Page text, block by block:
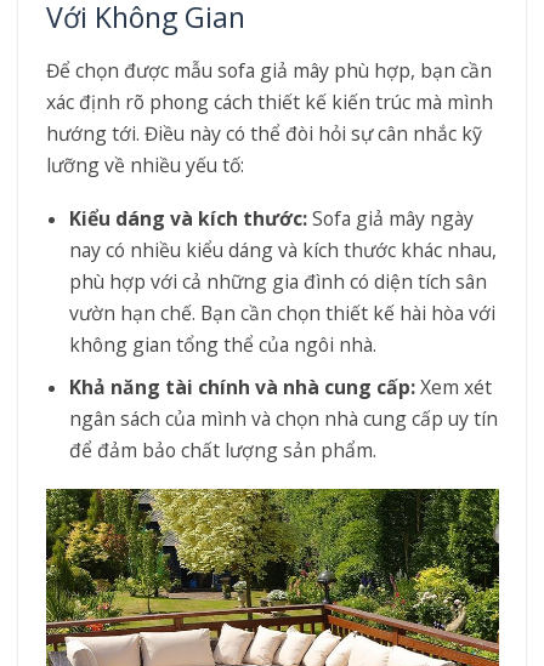
Với Không Gian
Để chọn được mẫu sofa giả mây phù hợp, bạn cần
xác định rõ phong cách thiết kế kiến trúc mà mình
hướng tới. Điều này có thể đòi hỏi sự cân nhắc kỹ
lưỡng về nhiều yếu tố:
Kiểu dáng và kích thước:Sofa giả mây ngày
nay có nhiều kiểu dáng và kích thước khác nhau,
phù hợp với cả những gia đình có diện tích sân
vườn hạn chế. Bạn cần chọn thiết kế hài hòa với
không gian tổng thể của ngôi nhà.
Khả năng tài chính và nhà cung cấp:Xem xét
ngân sách của mình và chọn nhà cung cấp uy tín
để đảm bảo chất lượng sản phẩm.